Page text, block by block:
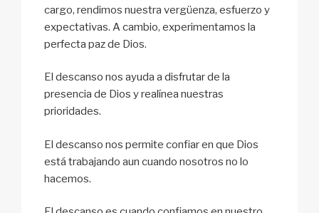
cargo, rendimos nuestra vergüenza, esfuerzo y
expectativas. A cambio, experimentamos la
perfecta paz de Dios.
El descanso nos ayuda a disfrutar de la
presencia de Dios y realínea nuestras
prioridades.
El descanso nos permite confiar en que Dios
está trabajando aun cuando nosotros no lo
hacemos.